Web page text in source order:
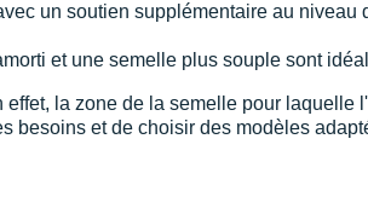
un soutien supplémentaire au niveau
et une semelle plus souple sont
effet, la zone de la semelle pour laquelle
besoins et de choisir des modèles